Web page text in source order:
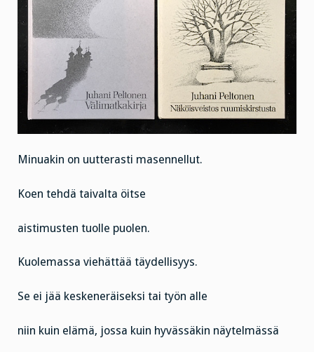
Minuakin on uutterasti masennellut.
Koen tehdä taivalta öitse
aistimusten tuolle puolen.
Kuolemassa viehättää täydellisyys.
Se ei jää keskeneräiseksi tai työn alle
niin kuin elämä, jossa kuin hyvässäkin näytelmässä